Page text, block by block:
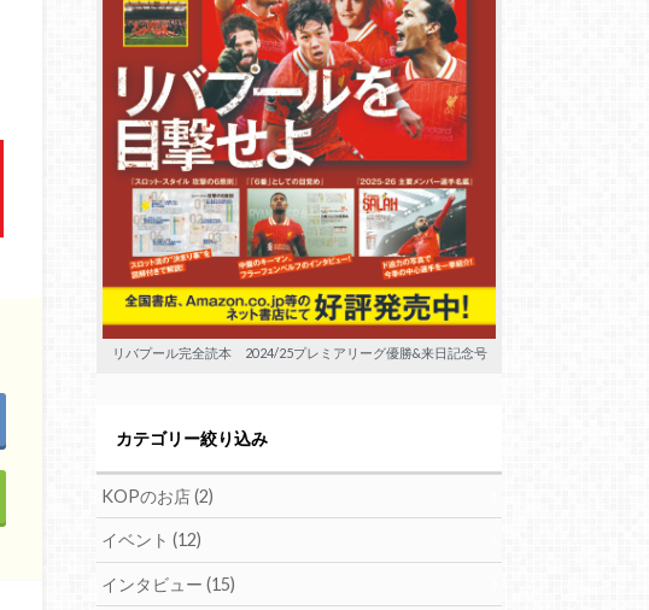
リバプール完全読本 2024/25プレミアリーグ優勝&来日記念号
カテゴリー絞り込み
KOPのお店(2)
イベント(12)
インタビュー(15)